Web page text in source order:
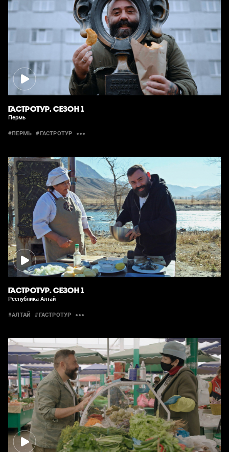
ГАСТРОТУР. СЕЗОН 1
Пермь
#ПЕРМЬ #ГАСТРОТУР
ГАСТРОТУР. СЕЗОН 1
Республика Алтай
#АЛТАЙ #ГАСТРОТУР